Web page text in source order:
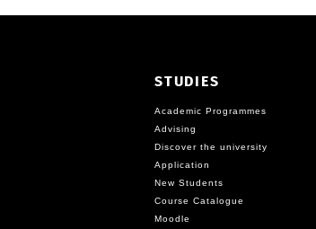
STUDIES
Academic Programmes
Advising
Discover the university
Application
New Students
Course Catalogue
Moodle